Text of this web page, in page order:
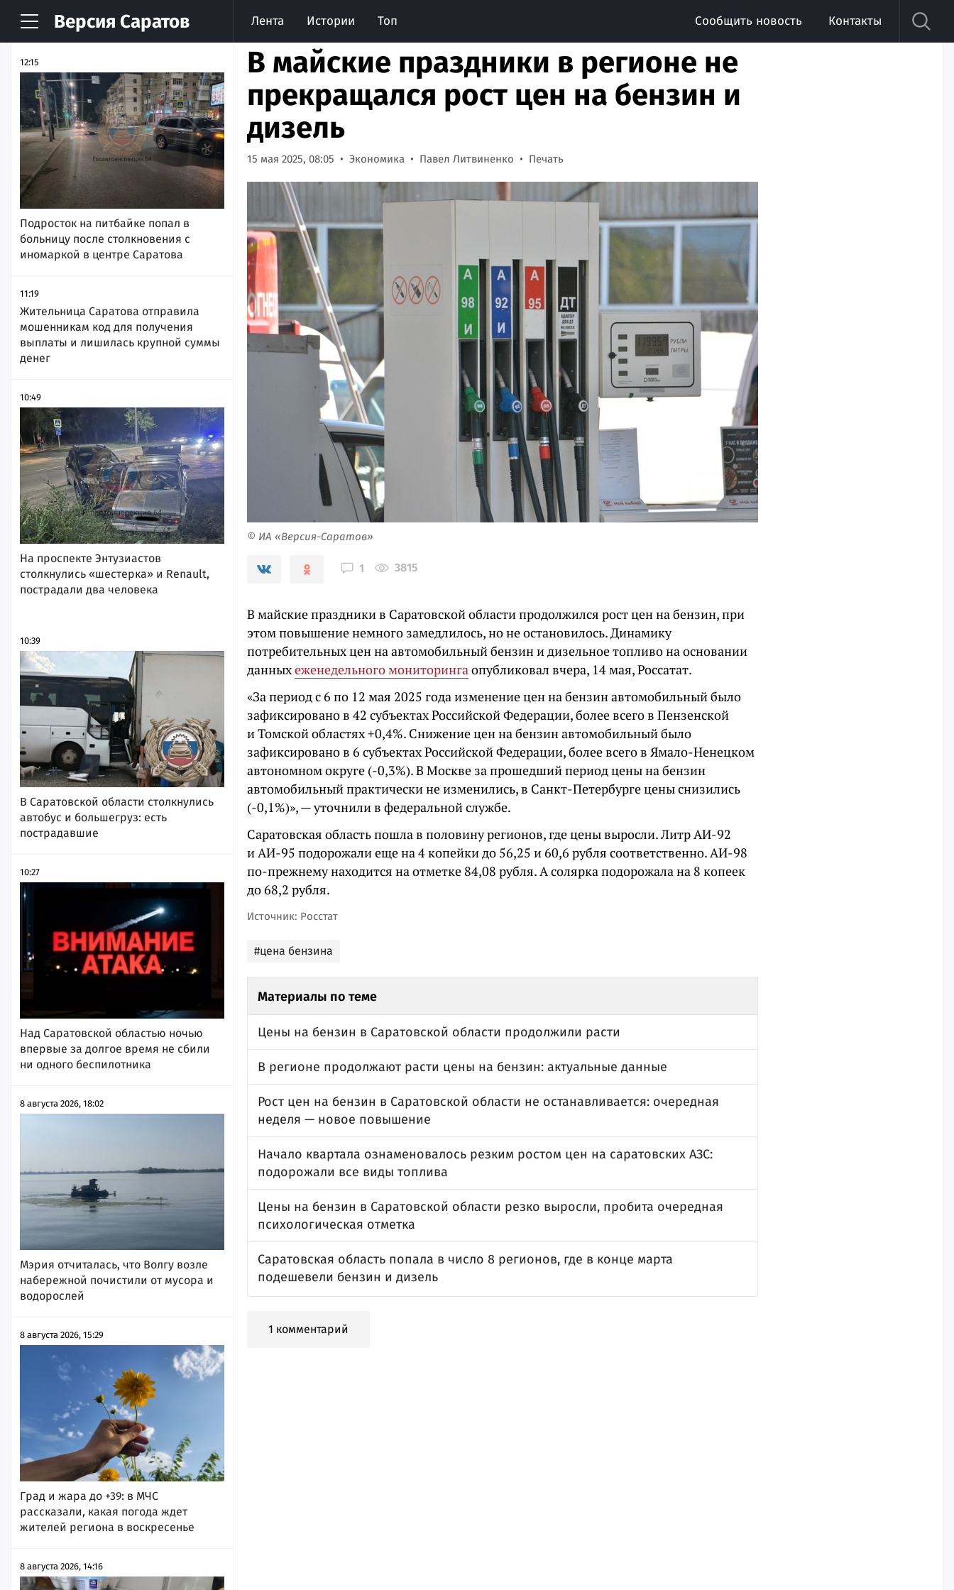
Версия Саратов Лента Истории Топ Сообщить новость Контакты
НОВОСТИ АРХИВ
12:15
Подросток на питбайке попал в
больницу после столкновения с
иномаркой в центре Саратова
11:19
Жительница Саратова отправила
мошенникам код для получения
выплаты и лишилась крупной суммы
денег
10:49
На проспекте Энтузиастов
столкнулись «шестерка» и Renault,
пострадали два человека
10:39
В Саратовской области столкнулись
автобус и большегруз: есть
пострадавшие
10:27
Над Саратовской областью ночью
впервые за долгое время не сбили
ни одного беспилотника
8 августа 2026, 18:02
Мэрия отчиталась, что Волгу возле
набережной почистили от мусора и
водорослей
8 августа 2026, 15:29
Град и жара до +39: в МЧС
рассказали, какая погода ждет
жителей региона в воскресенье
8 августа 2026, 14:16
В майские праздники в регионе не
прекращался рост цен на бензин и
дизель
15 мая 2025, 08:05 Экономика Павел Литвиненко Печать
© ИА «Версия-Саратов»
1 3815
В майские праздники в Саратовской области продолжился рост цен на бензин, при
этом повышение немного замедлилось, но не остановилось. Динамику
потребительных цен на автомобильный бензин и дизельное топливо на основании
данныхеженедельного мониторингаопубликовал вчера, 14 мая, Россатат.
«За период с 6 по 12 мая 2025 года изменение цен на бензин автомобильный было
зафиксировано в 42 субъектах Российской Федерации, более всего в Пензенской
и Томской областях +0,4%. Снижение цен на бензин автомобильный было
зафиксировано в 6 субъектах Российской Федерации, более всего в Ямало-Ненецком
автономном округе (-0,3%). В Москве за прошедший период цены на бензин
автомобильный практически не изменились, в Санкт-Петербурге цены снизились
(-0,1%)», — уточнили в федеральной службе.
Саратовская область пошла в половину регионов, где цены выросли. Литр АИ-92
и АИ-95 подорожали еще на 4 копейки до 56,25 и 60,6 рубля соответственно. АИ-98
по-прежнему находится на отметке 84,08 рубля. А солярка подорожала на 8 копеек
до 68,2 рубля.
Источник: Росстат
#цена бензина
Материалы по теме
Цены на бензин в Саратовской области продолжили расти
В регионе продолжают расти цены на бензин: актуальные данные
Рост цен на бензин в Саратовской области не останавливается: очередная
неделя — новое повышение
Начало квартала ознаменовалось резким ростом цен на саратовских АЗС:
подорожали все виды топлива
Цены на бензин в Саратовской области резко выросли, пробита очередная
психологическая отметка
Саратовская область попала в число 8 регионов, где в конце марта
подешевели бензин и дизель
1 комментарий